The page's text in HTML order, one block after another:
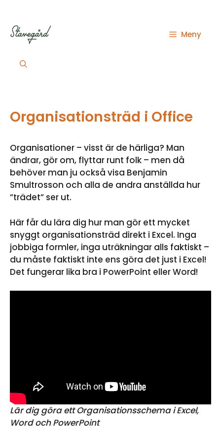
innehåll
Meny
Organisationsträd i Office
Organisationer – visst är de härliga? Man
ändrar, gör om, flyttar runt folk – men då
behöver man ju också visa Benjamin
Smultrosson och alla de andra anställda hur
”trädet” ser ut.
Här får du lära dig hur man gör ett mycket
snyggt organisationsträd direkt i Excel. Inga
jobbiga formler, inga uträkningar alls faktiskt –
du måste faktiskt inte ens göra det just i Excel!
Det fungerar lika bra i PowerPoint eller Word!
Lär dig göra ett Organisationsschema i Excel,
Word och PowerPoint